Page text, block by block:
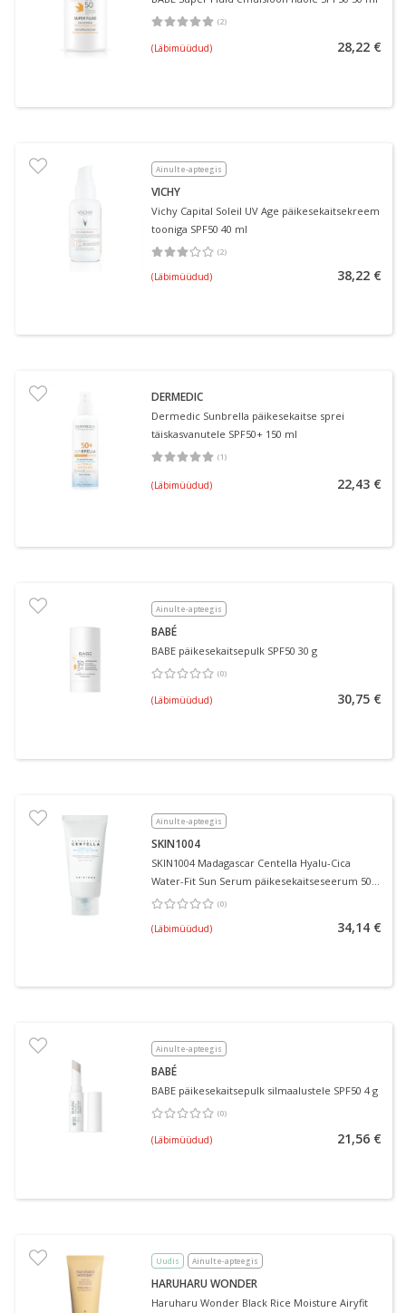
(2)
Keskmine hinnang 5.00
(Läbimüüdud) 28,22 €
Ainult e-apteegis
VICHY
Vichy Capital Soleil UV Age päikesekaitsekreem
tooniga SPF50 40 ml
(2)
Keskmine hinnang 3.00
(Läbimüüdud) 38,22 €
DERMEDIC
Dermedic Sunbrella päikesekaitse sprei
täiskasvanutele SPF50+ 150 ml
(1)
Keskmine hinnang 5.00
(Läbimüüdud) 22,43 €
Ainult e-apteegis
BABÉ
BABE päikesekaitsepulk SPF50 30 g
(0)
Keskmine hinnang 0.00
(Läbimüüdud) 30,75 €
Ainult e-apteegis
SKIN1004
SKIN1004 Madagascar Centella Hyalu-Cica
Water-Fit Sun Serum päikesekaitseseerum 50
ml
(0)
Keskmine hinnang 0.00
(Läbimüüdud) 34,14 €
Ainult e-apteegis
BABÉ
BABE päikesekaitsepulk silmaalustele SPF50 4 g
(0)
Keskmine hinnang 0.00
(Läbimüüdud) 21,56 €
Uudis Ainult e-apteegis
HARUHARU WONDER
Haruharu Wonder Black Rice Moisture Airyfit